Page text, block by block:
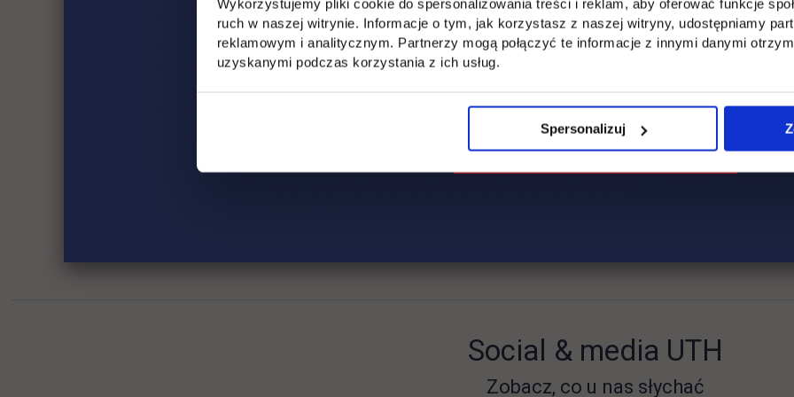
Wykorzystujemy pliki cookie do spersonalizowania treści i reklam, aby oferować funkcje
ruch w naszej witrynie. Informacje o tym, jak korzystasz z naszej witryny, udostępniamy
reklamowym i analitycznym. Partnerzy mogą połączyć te informacje z innymi danymi
uzyskanymi podczas korzystania z ich usług.
Spersonalizuj
ankieta osobowa zawierająca zdjęcie kandydata oraz podanie o
line,
potwierdzenie wniesienia opłaty rekrutacyjnej,
certyfikat znajomości języka polskiego na poziomie B2.
Social & media UTH
Zobacz, co u nas słychać